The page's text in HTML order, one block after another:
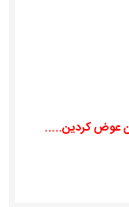
عوض کردین.....